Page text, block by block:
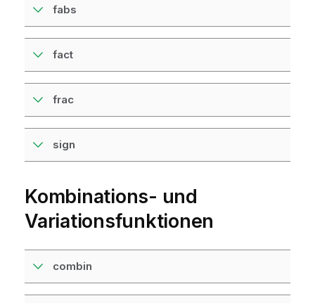
fabs
fact
frac
sign
Kombinations- und
Variationsfunktionen
combin